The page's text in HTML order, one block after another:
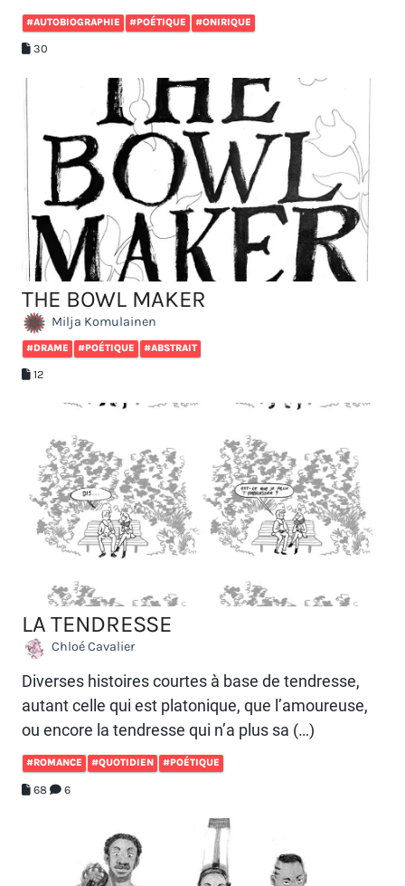
#AUTOBIOGRAPHIE #POÉTIQUE #ONIRIQUE
30
THE BOWL MAKER
Milja Komulainen
#DRAME #POÉTIQUE #ABSTRAIT
12
LA TENDRESSE
Chloé Cavalier
Diverses histoires courtes à base de tendresse,
autant celle qui est platonique, que l’amoureuse,
ou encore la tendresse qui n’a plus sa (…)
#ROMANCE #QUOTIDIEN #POÉTIQUE
68 6